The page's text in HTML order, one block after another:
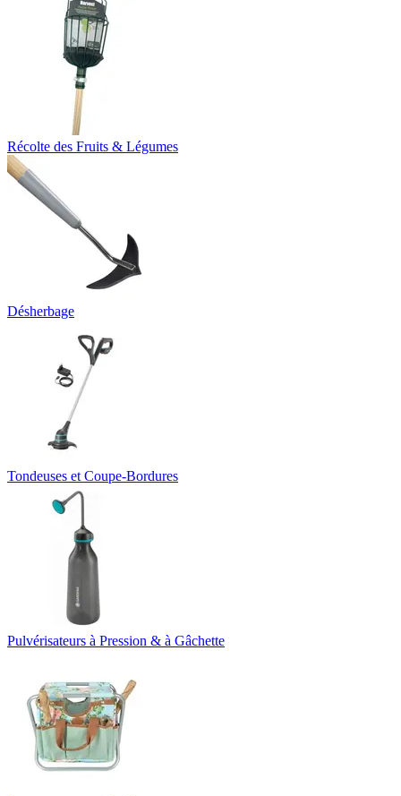
Récolte des Fruits & Légumes
Désherbage
Tondeuses et Coupe-Bordures
Pulvérisateurs à Pression & à Gâchette